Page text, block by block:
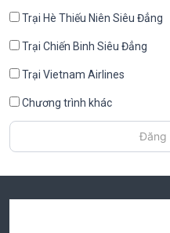
Trại Hè Thiếu Niên Siêu Đẳng
Trại Chiến Binh Siêu Đẳng
Trại Vietnam Airlines
Chương trình khác